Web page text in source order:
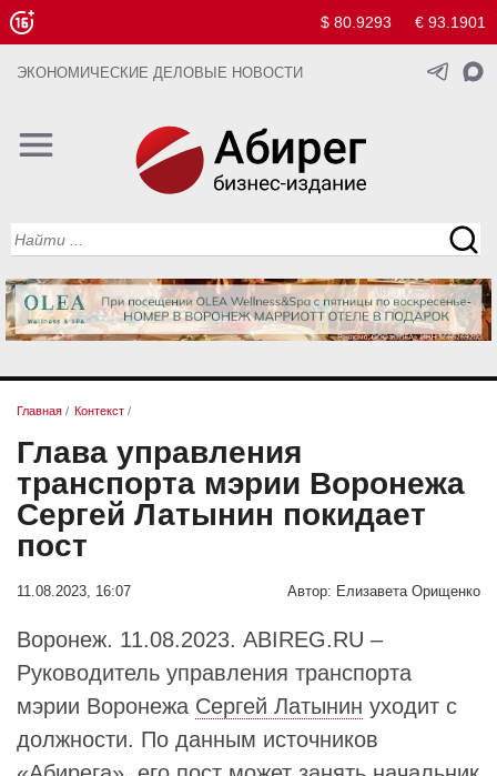
$ 80.9293 € 93.1901
ЭКОНОМИЧЕСКИЕ ДЕЛОВЫЕ НОВОСТИ
Главная / Контекст /
Глава управления
транспорта мэрии Воронежа
Сергей Латынин покидает
пост
11.08.2023, 16:07 Автор: Елизавета Орищенко
Воронеж. 11.08.2023. ABIREG.RU –
Руководитель управления транспорта
мэрии Воронежа Сергей Латынин уходит с
должности. По данным источников